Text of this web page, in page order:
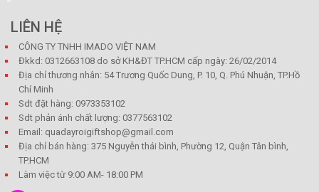
LIÊN HỆ
CÔNG TY TNHH IMADO VIỆT NAM
Đkkd: 0312663108 do sở KH&ĐT TP.HCM cấp ngày: 26/02/2014
Địa chỉ thương nhân: 54 Trương Quốc Dung, P. 10, Q. Phú Nhuận, TP.Hồ
Chí Minh
Sdt đặt hàng: 0973353102
Sdt phản ánh chất lượng: 0377563102
Email: quadayroigiftshop@gmail.com
Địa chỉ bán hàng: 375 Nguyễn thái bình, Phường 12, Quận Tân bình,
TP.HCM
Làm việc từ 9:00 AM- 18:00 PM